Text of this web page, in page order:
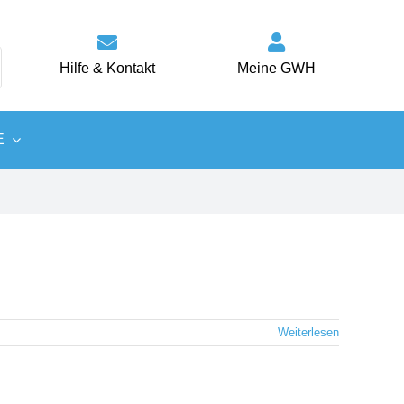
Hilfe & Kontakt Meine GWH
Weiterlesen